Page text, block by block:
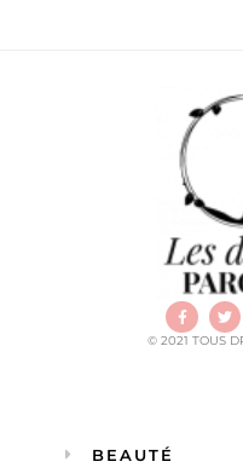
© 2021 TOUS
BEAUTÉ